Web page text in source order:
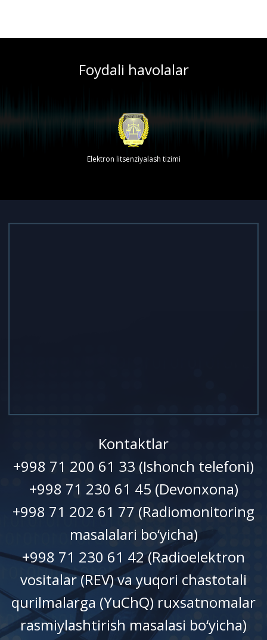
Foydali havolalar
Elektron litsenziyalash tizimi
Kontaktlar
+998 71 200 61 33 (Ishonch telefoni)
+998 71 230 61 45 (Devonxonа)
+998 71 202 61 77 (Radiomonitoring
masalalari bo‘yicha)
+998 71 230 61 42 (Radioelektron
vositalar (REV) va yuqori chastotali
qurilmalarga (YuChQ) ruxsatnomalar
rasmiylashtirish masalasi bo‘yicha)